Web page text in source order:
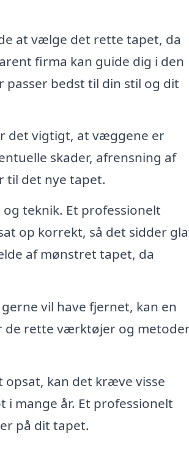
at vælge det rette tapet, da
firma kan guide dig i den
bedst til din stil og dit
det vigtigt, at væggene er
skader, afrensning af
til det nye tapet.
teknik. Et professionelt
op korrekt, så det sidder
af mønstret tapet, da
vil have fjernet, kan en
de rette værktøjer og
kan det kræve visse
mange år. Et professionelt
på dit tapet.